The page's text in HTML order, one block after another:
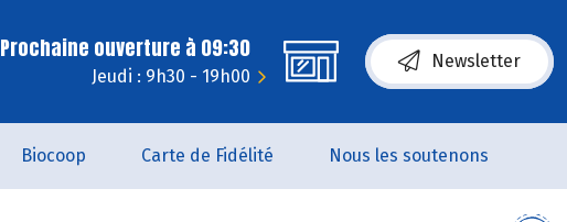
Prochaine ouverture à 09:30
Jeudi : 9h30 - 19h00
Newsletter
Biocoop Carte de Fidélité Nous les soutenons